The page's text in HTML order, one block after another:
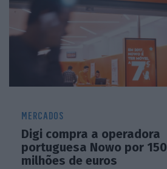
MERCADOS
Digi compra a operadora
portuguesa Nowo por 150
milhões de euros